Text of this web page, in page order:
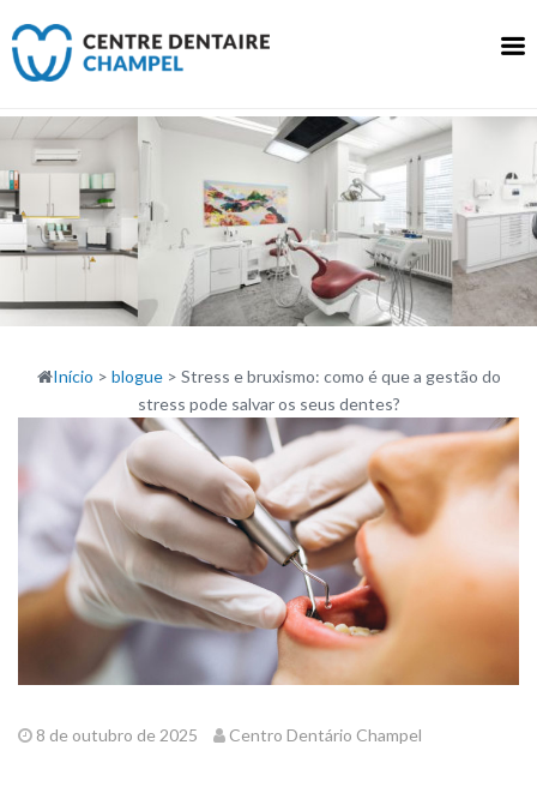
para
Início > blogue> Stress e bruxismo: como é que a gestão do
stress pode salvar os seus dentes?
8 de outubro de 2025 Centro Dentário Champel